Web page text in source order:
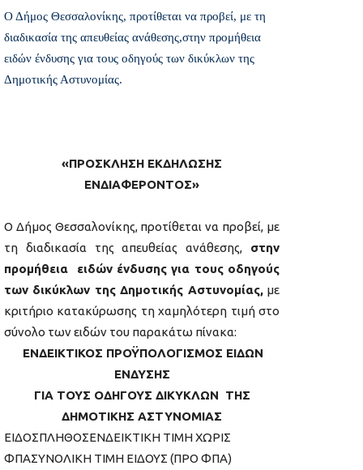
Ο Δήμος Θεσσαλονίκης, προτίθεται να προβεί, με τη
διαδικασία της απευθείας ανάθεσης,στην προμήθεια
ειδών ένδυσης για τους οδηγούς των δικύκλων της
Δημοτικής Αστυνομίας.
«ΠΡΟΣΚΛΗΣΗ ΕΚΔΗΛΩΣΗΣ
ΕΝΔΙΑΦΕΡΟΝΤΟΣ»
Ο Δήμος Θεσσαλονίκης, προτίθεται να προβεί, με
τη διαδικασία της απευθείας ανάθεσης, στην
προμήθεια ειδών ένδυσης για τους οδηγούς
των δικύκλων της Δημοτικής Αστυνομίας,με
κριτήριο κατακύρωσης τη χαμηλότερη τιμή στο
σύνολο των ειδών του παρακάτω πίνακα:
ΕΝΔΕΙΚΤΙΚΟΣ ΠΡΟΫΠΟΛΟΓΙΣΜΟΣ ΕΙΔΩΝ
ΕΝΔΥΣΗΣ
ΓΙΑ ΤΟΥΣ ΟΔΗΓΟΥΣ ΔΙΚΥΚΛΩΝ ΤΗΣ
ΔΗΜΟΤΙΚΗΣ ΑΣΤΥΝΟΜΙΑΣ
ΕΙΔΟΣΠΛΗΘΟΣΕΝΔΕΙΚΤΙΚΗ ΤΙΜΗ ΧΩΡΙΣ
ΦΠΑΣΥΝΟΛΙΚΗ ΤΙΜΗ ΕΙΔΟΥΣ (ΠΡΟ ΦΠΑ)